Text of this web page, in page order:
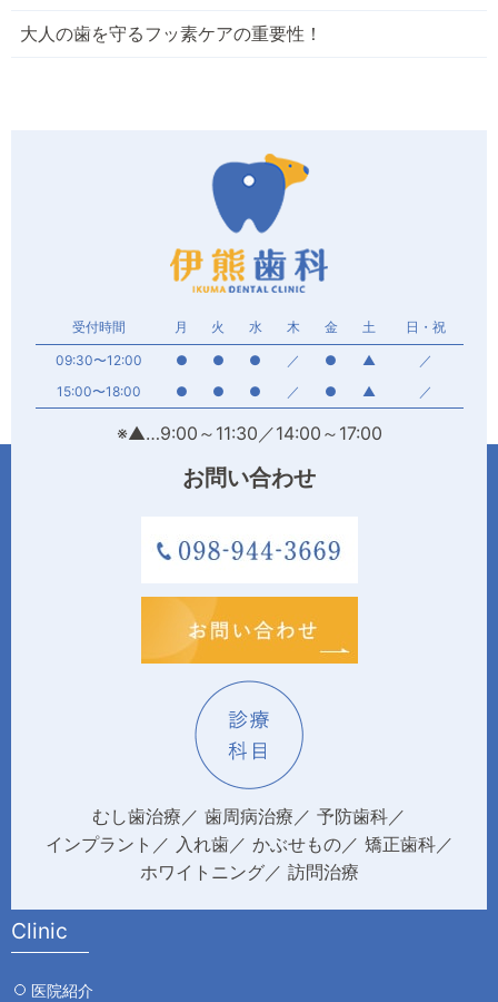
大人の歯を守るフッ素ケアの重要性！
受付時間 月 火 水 木 金 土
日・祝
09:30〜12:00
● ● ● ／ ● ▲
／
15:00〜18:00
● ● ● ／ ● ▲ ／
※▲…9:00～11:30／14:00～17:00
お問い合わせ
むし歯治療 歯周病治療
予防歯科
インプラント
入れ歯 かぶせもの
矯正歯科
ホワイトニング
訪問治療
Clinic
医院紹介